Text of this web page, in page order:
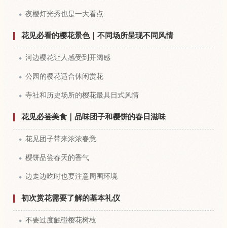
夜樱灯光秀也是一大看点
花见必看的樱花景色｜不同场所呈现不同风情
河边樱花让人感受到开阔感
公园的樱花适合休闲赏花
寺社和历史场所的樱花最具日式风情
花见必尝美食｜品味团子和樱饼的春日滋味
花见团子带来浓浓春意
樱饼品尝春天的香气
边走边吃时也要注意周围环境
初次赏花需要了解的基本礼仪
不要过度触碰樱花树枝